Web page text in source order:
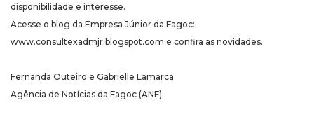
disponibilidade e interesse.
Acesse o blog da Empresa Júnior da Fagoc:
www.consultexadmjr.blogspot.com e confira as novidades.
Fernanda Outeiro e Gabrielle Lamarca
Agência de Notícias da Fagoc (ANF)